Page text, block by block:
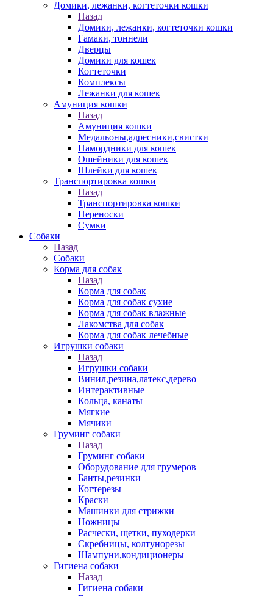
Домики, лежанки, когтеточки кошки
Назад
Домики, лежанки, когтеточки кошки
Гамаки, тоннели
Дверцы
Домики для кошек
Когтеточки
Комплексы
Лежанки для кошек
Амуниция кошки
Назад
Амуниция кошки
Медальоны,адресники,свистки
Намордники для кошек
Ошейники для кошек
Шлейки для кошек
Транспортировка кошки
Назад
Транспортировка кошки
Переноски
Сумки
Собаки
Назад
Собаки
Корма для собак
Назад
Корма для собак
Корма для собак сухие
Корма для собак влажные
Лакомства для собак
Корма для собак лечебные
Игрушки собаки
Назад
Игрушки собаки
Винил,резина,латекс,дерево
Интерактивные
Кольца, канаты
Мягкие
Мячики
Груминг собаки
Назад
Груминг собаки
Оборудование для грумеров
Банты,резинки
Когтерезы
Краски
Машинки для стрижки
Ножницы
Расчески, щетки, пуходерки
Скребницы, колтунорезы
Шампуни,кондиционеры
Гигиена собаки
Назад
Гигиена собаки